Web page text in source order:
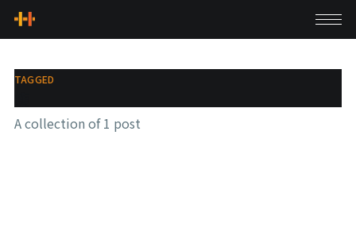
TAGGED
A collection of 1 post